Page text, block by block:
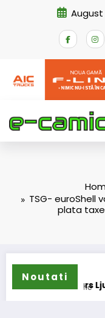
August
TSG- euroShell
plata
Noutati
a fost numit